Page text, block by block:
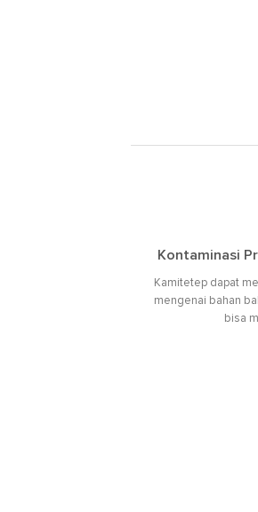
Kontaminasi
Kamitetep dapat
mengenai bahan
bisa